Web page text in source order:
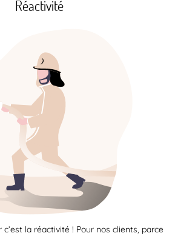
Réactivité
c’est la réactivité ! Pour nos clients, parce